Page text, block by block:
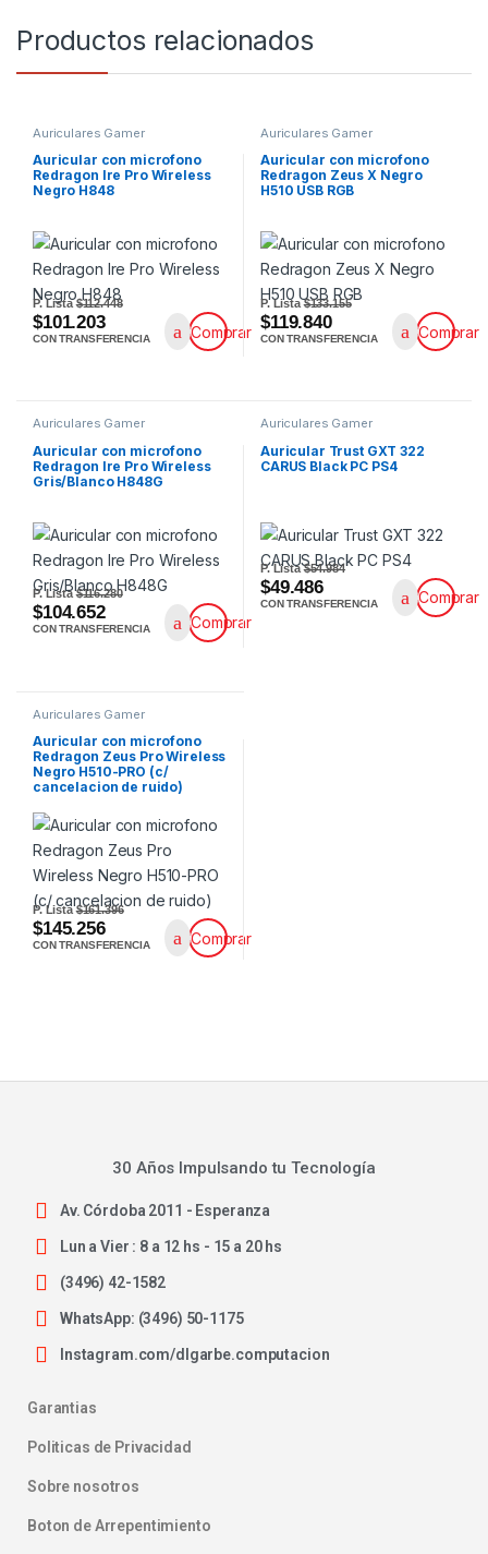
Productos relacionados
Auriculares Gamer
Auricular con microfono
Redragon Ire Pro Wireless
Negro H848
P. Lista$112.448
$101.203
CON TRANSFERENCIA Comprar
Auriculares Gamer
Auricular con microfono
Redragon Zeus X Negro
H510 USB RGB
P. Lista$133.155
$119.840
CON TRANSFERENCIA Comprar
Auriculares Gamer
Auricular con microfono
Redragon Ire Pro Wireless
Gris/Blanco H848G
P. Lista$116.280
$104.652
CON TRANSFERENCIA Comprar
Auriculares Gamer
Auricular Trust GXT 322
CARUS Black PC PS4
P. Lista$54.984
$49.486
CON TRANSFERENCIA Comprar
Auriculares Gamer
Auricular con microfono
Redragon Zeus Pro Wireless
Negro H510-PRO (c/
cancelacion de ruido)
P. Lista$161.396
$145.256
CON TRANSFERENCIA Comprar
30 Años Impulsando tu Tecnología
Av. Córdoba 2011 - Esperanza
Lun a Vier : 8 a 12 hs - 15 a 20 hs
(3496) 42-1582
WhatsApp: (3496) 50-1175
Instagram.com/dlgarbe.computacion
Garantias
Politicas de Privacidad
Sobre nosotros
Boton de Arrepentimiento